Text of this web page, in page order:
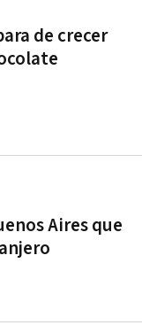
de crecer
Aires que